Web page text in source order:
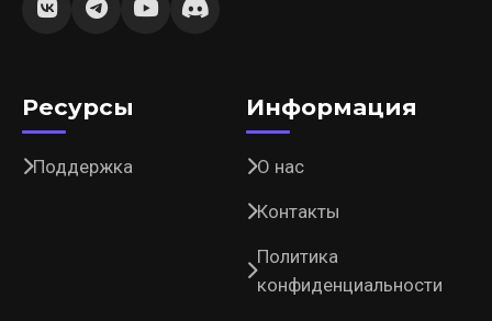
Ресурсы
Поддержка
Информация
О нас
Контакты
Политика
конфиденциальности